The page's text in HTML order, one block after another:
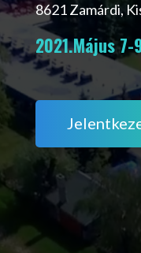
8621 Zamárdi,
2021.Május 7-